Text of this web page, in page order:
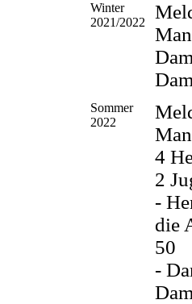
Winter
2021/2022
Sommer
2022
4
2
-
die
50
-